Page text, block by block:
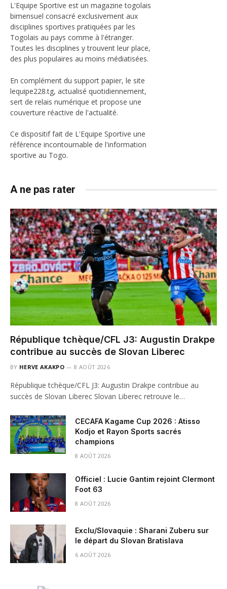
L'Equipe Sportive est un magazine togolais
bimensuel consacré exclusivement aux
disciplines sportives pratiquées par les
Togolais au pays comme à l'étranger.
Toutes les disciplines y trouvent leur place,
des plus populaires au moins médiatisées.
En complément du support papier, le site
lequipe228.tg, actualisé quotidiennement,
sert de relais numérique et propose une
couverture réactive de l'actualité.
Ce dispositif fait de L'Equipe Sportive une
référence incontournable de l'information
sportive au Togo.
A ne pas rater
République tchèque/CFL J3: Augustin Drakpe
contribue au succès de Slovan Liberec
BY HERVE AKAKPO 8 AOÛT 2026
République tchèque/CFL J3: Augustin Drakpe contribue au
succès de Slovan Liberec Slovan Liberec retrouve le…
CECAFA Kagame Cup 2026 : Atisso
Kodjo et Rayon Sports sacrés
champions
8 AOÛT 2026
Officiel : Lucie Gantim rejoint Clermont
Foot 63
8 AOÛT 2026
Exclu/Slovaquie : Sharani Zuberu sur
le départ du Slovan Bratislava
6 AOÛT 2026